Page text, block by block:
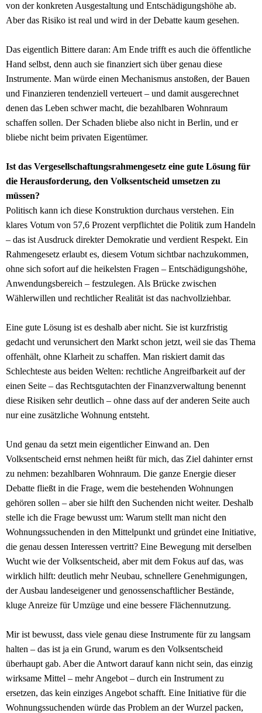
von der konkreten Ausgestaltung und Entschädigungshöhe ab.
Aber das Risiko ist real und wird in der Debatte kaum gesehen.
Das eigentlich Bittere daran: Am Ende trifft es auch die öffentliche
Hand selbst, denn auch sie finanziert sich über genau diese
Instrumente. Man würde einen Mechanismus anstoßen, der Bauen
und Finanzieren tendenziell verteuert – und damit ausgerechnet
denen das Leben schwer macht, die bezahlbaren Wohnraum
schaffen sollen. Der Schaden bliebe also nicht in Berlin, und er
bliebe nicht beim privaten Eigentümer.
Ist das Vergesellschaftungsrahmengesetz eine gute Lösung für
die Herausforderung, den Volksentscheid umsetzen zu
müssen?
Politisch kann ich diese Konstruktion durchaus verstehen. Ein
klares Votum von 57,6 Prozent verpflichtet die Politik zum Handeln
– das ist Ausdruck direkter Demokratie und verdient Respekt. Ein
Rahmengesetz erlaubt es, diesem Votum sichtbar nachzukommen,
ohne sich sofort auf die heikelsten Fragen – Entschädigungshöhe,
Anwendungsbereich – festzulegen. Als Brücke zwischen
Wählerwillen und rechtlicher Realität ist das nachvollziehbar.
Eine gute Lösung ist es deshalb aber nicht. Sie ist kurzfristig
gedacht und verunsichert den Markt schon jetzt, weil sie das Thema
offenhält, ohne Klarheit zu schaffen. Man riskiert damit das
Schlechteste aus beiden Welten: rechtliche Angreifbarkeit auf der
einen Seite – das Rechtsgutachten der Finanzverwaltung benennt
diese Risiken sehr deutlich – ohne dass auf der anderen Seite auch
nur eine zusätzliche Wohnung entsteht.
Und genau da setzt mein eigentlicher Einwand an. Den
Volksentscheid ernst nehmen heißt für mich, das Ziel dahinter ernst
zu nehmen: bezahlbaren Wohnraum. Die ganze Energie dieser
Debatte fließt in die Frage, wem die bestehenden Wohnungen
gehören sollen – aber sie hilft den Suchenden nicht weiter. Deshalb
stelle ich die Frage bewusst um: Warum stellt man nicht den
Wohnungssuchenden in den Mittelpunkt und gründet eine Initiative,
die genau dessen Interessen vertritt? Eine Bewegung mit derselben
Wucht wie der Volksentscheid, aber mit dem Fokus auf das, was
wirklich hilft: deutlich mehr Neubau, schnellere Genehmigungen,
der Ausbau landeseigener und genossenschaftlicher Bestände,
kluge Anreize für Umzüge und eine bessere Flächennutzung.
Mir ist bewusst, dass viele genau diese Instrumente für zu langsam
halten – das ist ja ein Grund, warum es den Volksentscheid
überhaupt gab. Aber die Antwort darauf kann nicht sein, das einzig
wirksame Mittel – mehr Angebot – durch ein Instrument zu
ersetzen, das kein einziges Angebot schafft. Eine Initiative für die
Wohnungssuchenden würde das Problem an der Wurzel packen,